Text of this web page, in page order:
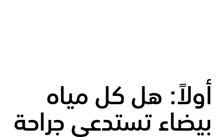
أولاً: هل كل مياه
بيضاء تستدعي جراحة